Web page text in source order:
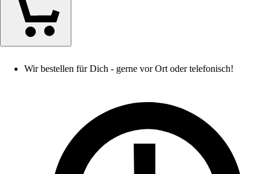
Wir bestellen für Dich - gerne vor Ort oder telefonisch!